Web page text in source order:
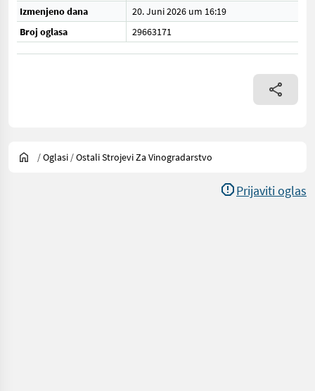
Izmenjeno dana
20. Juni 2026 um 16:19
Broj oglasa
29663171
/Oglasi /Ostali Strojevi Za Vinogradarstvo
Prijaviti oglas